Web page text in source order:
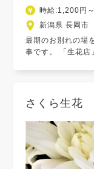
時給:1,200円
新潟県 長岡市
最期のお別れの場
事です。 「生花店
さくら生